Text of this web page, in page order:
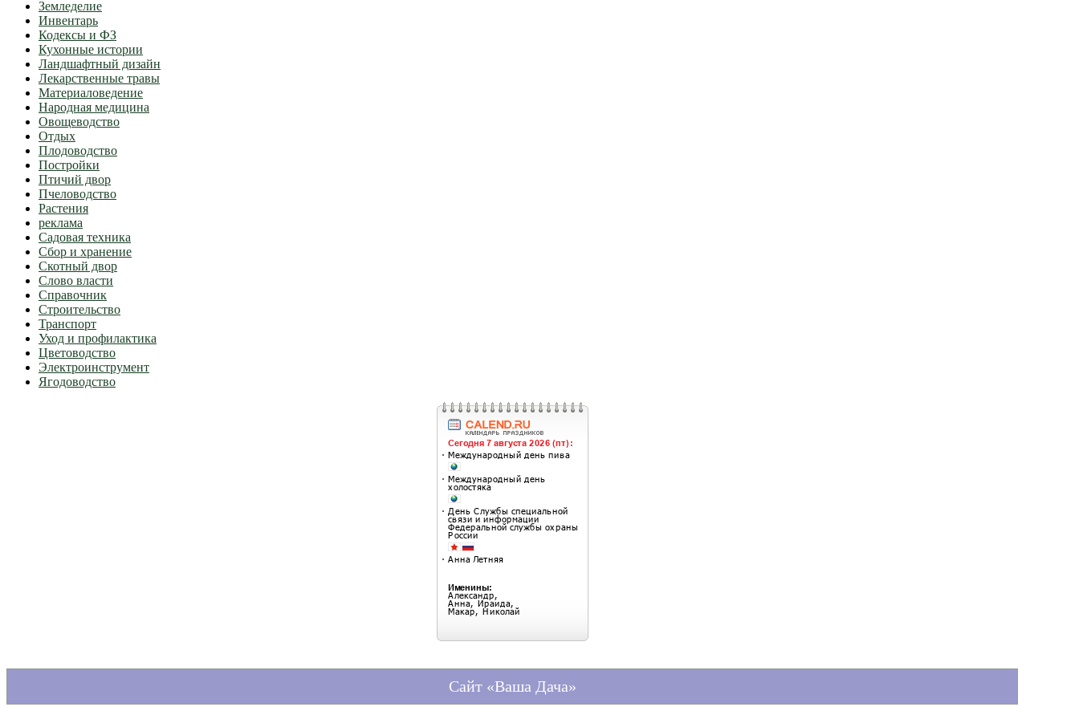
Земледелие
Инвентарь
Кодексы и ФЗ
Кухонные истории
Ландшафтный дизайн
Лекарственные травы
Материаловедение
Народная медицина
Овощеводство
Отдых
Плодоводство
Постройки
Птичий двор
Пчеловодство
Растения
реклама
Садовая техника
Сбор и хранение
Скотный двор
Слово власти
Справочник
Строительство
Транспорт
Уход и профилактика
Цветоводство
Электроинструмент
Ягодоводство
Сайт «Ваша Дача»